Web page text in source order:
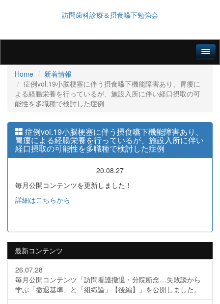
訪問歯科診療＆摂食嚥下勉強会
Home
新着情報
症例vol.19小脳梗塞に伴う摂食嚥下機能障害あり、胃瘻に
よる経腸栄養を行っているが、施設入所に伴い経口摂取の可
能性を多職種で検討した症例
症例vol.19小脳梗塞に伴う摂食嚥下機能障害あり、
胃瘻による経腸栄養を行っているが、施設入所に伴い
経口摂取の可能性を多職種で検討した症例
20.08.27
毎月公開コンテンツを更新しました！
詳細はこちらから
最新コンテンツ
26.07.28
毎月公開コンテンツ「訪問看護撤退・分院断念…失敗談から
学ぶ「撤退基準」と「組織論」【後編】」を公開しました。